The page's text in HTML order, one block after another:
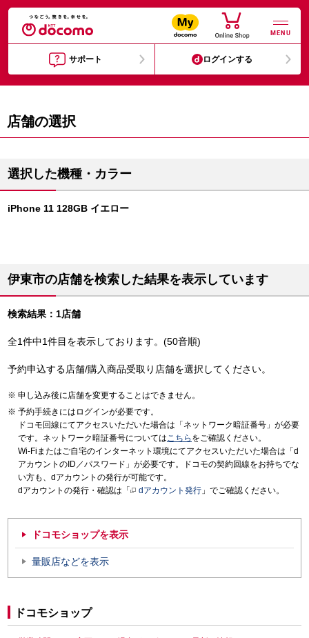
MENU
サポート ログインする
店舗の選択
選択した機種・カラー
iPhone 11 128GB イエロー
伊東市の店舗を検索した結果を表示しています
検索結果：1店舗
全1件中1件目を表示しております。(50音順)
予約申込する店舗/購入商品受取り店舗を選択してください。
申し込み後に店舗を変更することはできません。
予約手続きにはログインが必要です。
ドコモ回線にてアクセスいただいた場合は「ネットワーク暗証番号」が必要
です。ネットワーク暗証番号についてはこちら をご確認ください。
Wi-Fiまたはご自宅のインターネット環境にてアクセスいただいた場合は「d
アカウントのID／パスワード」が必要です。ドコモの契約回線をお持ちでな
い方も、dアカウントの発行が可能です。
dアカウントの発行・確認は「
dアカウント発行 」でご確認ください。
ドコモショップを表示
量販店などを表示
ドコモショップ